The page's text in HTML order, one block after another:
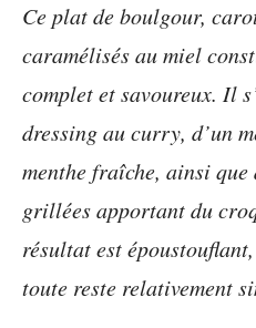
Ce plat de boulgour,
caramélisés au miel
complet et savoureux. Il
dressing au curry, d’un
menthe fraîche, ainsi que
grillées apportant du
résultat est
toute reste relativement